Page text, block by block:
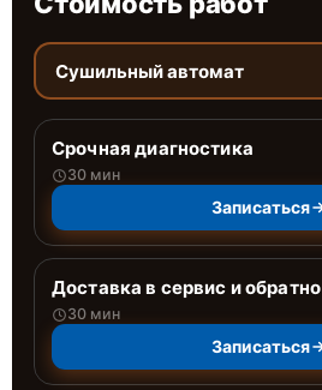
Сушильный автомат
Срочная диагностика
30 мин
Записаться
Доставка в сервис и обратно
30 мин
Записаться